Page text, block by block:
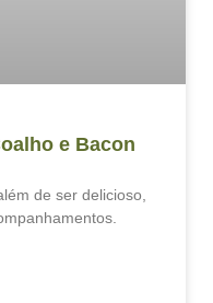
e Bacon
de ser delicioso,